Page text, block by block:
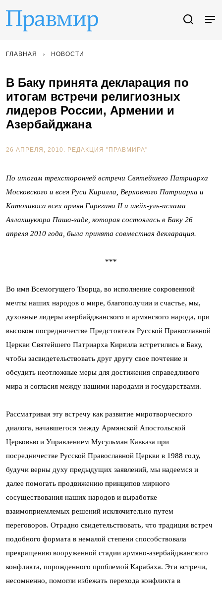
ГЛАВНАЯ НОВОСТИ
В Баку принята декларация по
итогам встречи религиозных
лидеров России, Армении и
Азербайджана
26 АПРЕЛЯ, 2010. РЕДАКЦИЯ "ПРАВМИРА"
По итогам трехсторонней встречи Святейшего Патриарха
Московского и всея Руси Кирилла, Верховного Патриарха и
Католикоса всех армян Гарегина II и шейх-уль-ислама
Аллахшукюра Паша-заде, которая состоялась в Баку 26
апреля 2010 года, была принята совместная декларация.
***
Во имя Всемогущего Творца, во исполнение сокровенной
мечты наших народов о мире, благополучии и счастье, мы,
духовные лидеры азербайджанского и армянского народа, при
высоком посредничестве Предстоятеля Русской Православной
Церкви Святейшего Патриарха Кирилла встретились в Баку,
чтобы засвидетельствовать друг другу свое почтение и
обсудить неотложные меры для достижения справедливого
мира и согласия между нашими народами и государствами.
Рассматривая эту встречу как развитие миротворческого
диалога, начавшегося между Армянской Апостольской
Церковью и Управлением Мусульман Кавказа при
посредничестве Русской Православной Церкви в 1988 году,
будучи верны духу предыдущих заявлений, мы надеемся и
далее помогать продвижению принципов мирного
сосуществования наших народов и выработке
взаимоприемлемых решений исключительно путем
переговоров. Отрадно свидетельствовать, что традиция встреч
подобного формата в немалой степени способствовала
прекращению вооруженной стадии армяно-азербайджанского
конфликта, порожденного проблемой Карабаха. Эти встречи,
несомненно, помогли избежать перехода конфликта в